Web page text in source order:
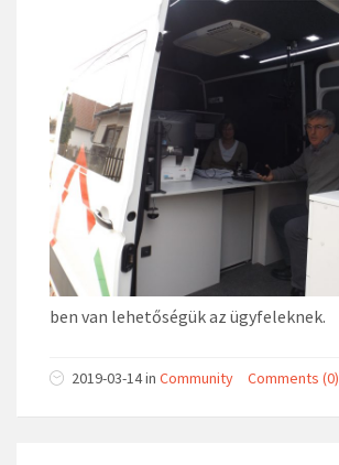
ben van lehetőségük az ügyfeleknek.
2019-03-14in Community Comments (0)